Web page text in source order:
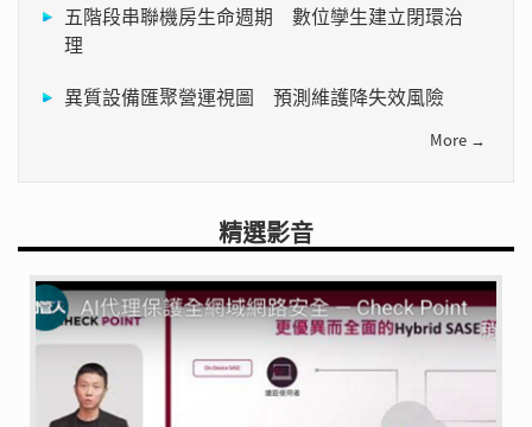
五階段串聯機房生命週期 數位孿生建立閉環治
理
異質設備匯聚營運視圖 預測維護降失效風險
More →
精選影音